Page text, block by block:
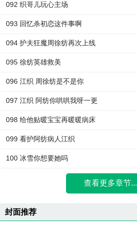
092 织哥儿玩心主场
093 回忆杀初恋这件事啊
094 护夫狂魔周徐纺再次上线
095 徐纺英雄救美
096 江织 周徐纺是不是你
097 江织 阿纺你哄哄我呀一更
098 给他贴暖宝宝再暖暖病床
099 看护阿纺病人江织
100 冰雪你想要她吗
查看更多章节...
封面推荐